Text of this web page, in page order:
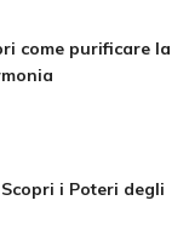
come purificare la
i Poteri degli